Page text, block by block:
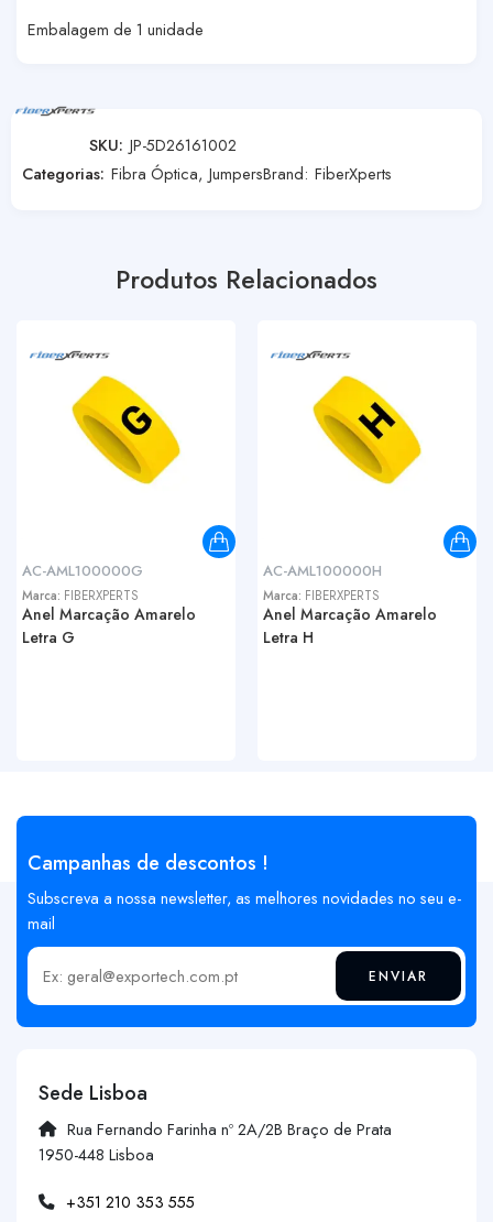
Embalagem de 1 unidade
SKU: JP-5D26161002
Categorias: Fibra Óptica, JumpersBrand: FiberXperts
Produtos Relacionados
AC-AML100000G
Marca: FIBERXPERTS
Anel Marcação Amarelo
Letra G
AC-AML100000H
Marca: FIBERXPERTS
Anel Marcação Amarelo
Letra H
Campanhas de descontos !
Subscreva a nossa newsletter, as melhores novidades no seu e-
mail
Insira o seu email ENVIAR
Sede Lisboa
Rua Fernando Farinha nº 2A/2B Braço de Prata
1950-448 Lisboa
+351 210 353 555